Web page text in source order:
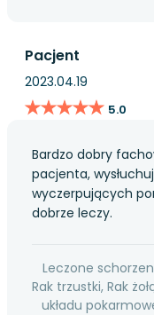
Pacjent
2023.04.19
★★★★★
★★★★★ 5.0
Bardzo dobry
pacjenta,
wyczerpujących
dobrze leczy.
Leczone
Rak trzustki, Rak
układu